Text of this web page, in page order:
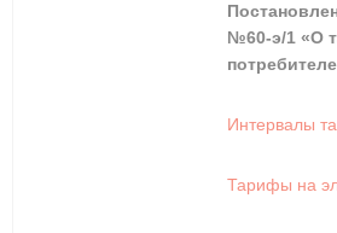
№60-э/1 «О
Интервалы
Тарифы на